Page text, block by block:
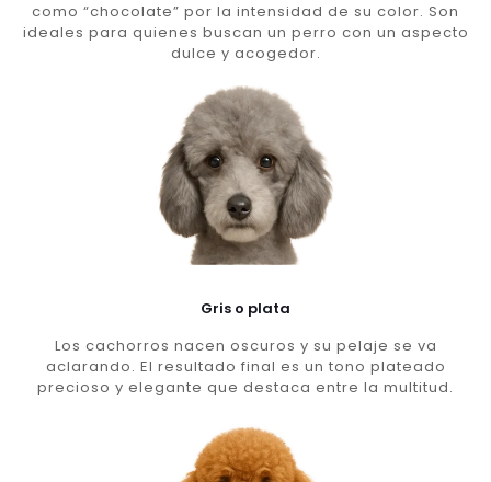
como “chocolate” por la intensidad de su color. Son
ideales para quienes buscan un perro con un aspecto
dulce y acogedor.
Gris o plata
Los cachorros nacen oscuros y su pelaje se va
aclarando. El resultado final es un tono plateado
precioso y elegante que destaca entre la multitud.